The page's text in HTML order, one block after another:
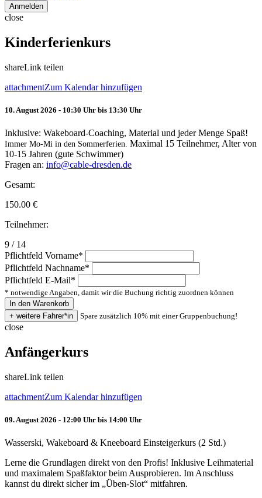
Anmelden
close
Kinderferienkurs
shareLink teilen
attachmentZum Kalendar hinzufügen
10. August 2026 - 10:30 Uhr bis 13:30 Uhr
Inklusive: Wakeboard-Coaching, Material und jeder Menge Spaß!
Immer Mo-Mi in den Sommerferien. Maximal 15 Teilnehmer, Alter von
10-15 Jahren (gute Schwimmer)
Fragen an: info@cable-dresden.de
Gesamt:
150.00 €
Teilnehmer:
9 / 14
Pflichtfeld Vorname*
Pflichtfeld Nachname*
Pflichtfeld E-Mail*
* notwendige Angaben, damit wir die Buchung richtig zuordnen können
Spare zusätzlich 10% mit einer Gruppenbuchung!
close
Anfängerkurs
shareLink teilen
attachmentZum Kalendar hinzufügen
09. August 2026 - 12:00 Uhr bis 14:00 Uhr
Wasserski, Wakeboard & Kneeboard Einsteigerkurs (2 Std.)
Lerne die Grundlagen direkt von den Profis! Inklusive Leihmaterial
und maximalem Spaßfaktor beim Ausprobieren. Im Anschluss
kannst du direkt sicher im „Üben-Slot“ mitfahren.